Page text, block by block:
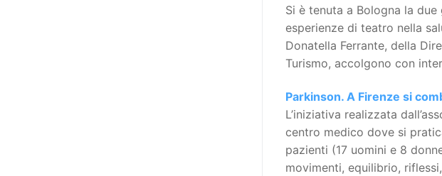
Si è tenuta a Bologna la
esperienze di teatro nella
Donatella Ferrante, della
Turismo, accolgono con
Parkinson. A Firenze si
L’iniziativa realizzata
centro medico dove si
pazienti (17 uomini e 8
movimenti, equilibrio,